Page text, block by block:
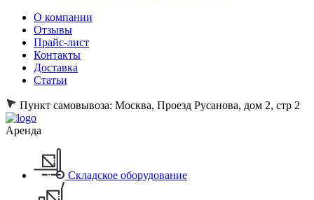
О компании
Отзывы
Прайс-лист
Контакты
Доставка
Статьи
Пункт самовывоза: Москва, Проезд Русанова, дом 2, стр 2
Аренда
Складское оборудование